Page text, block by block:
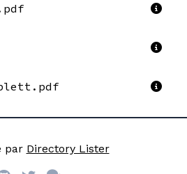
par Directory Lister